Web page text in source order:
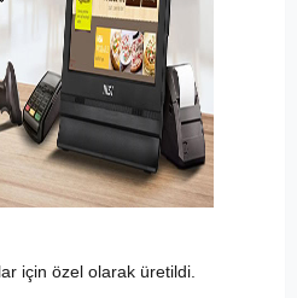
için özel olarak üretildi.